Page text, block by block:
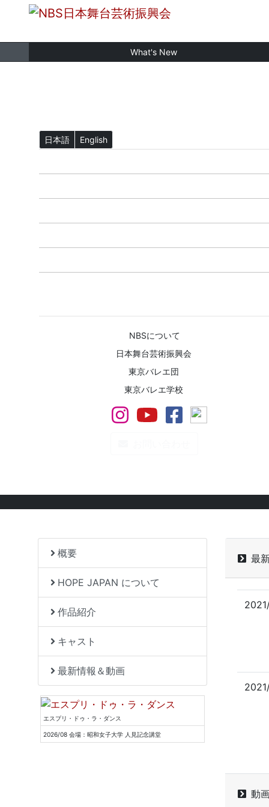
What's New
日本語 English
NBSについて
日本舞台芸術振興会
東京バレエ団
東京バレエ学校
概要
HOPE JAPAN について
作品紹介
キャスト
最新情報＆動画
エスプリ・ドゥ・ラ・ダンス
2026/08 会場：昭和女子大学 人見記念講堂
最
動